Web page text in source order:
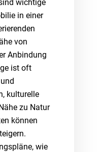
wichtige
in einer
von
Anbindung
ist oft
kulturelle
zu Natur
können
wie